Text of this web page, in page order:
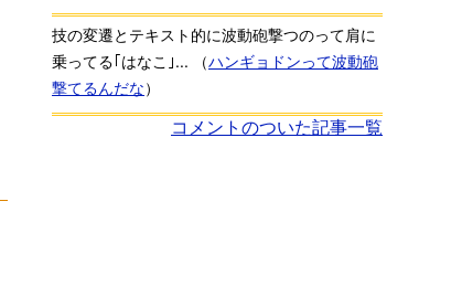
技の変遷とテキスト的に波動砲撃つのって肩に
乗ってる｢はなこ｣...
（ハンギョドンって波動砲
撃てるんだな）
コメントのついた記事一覧